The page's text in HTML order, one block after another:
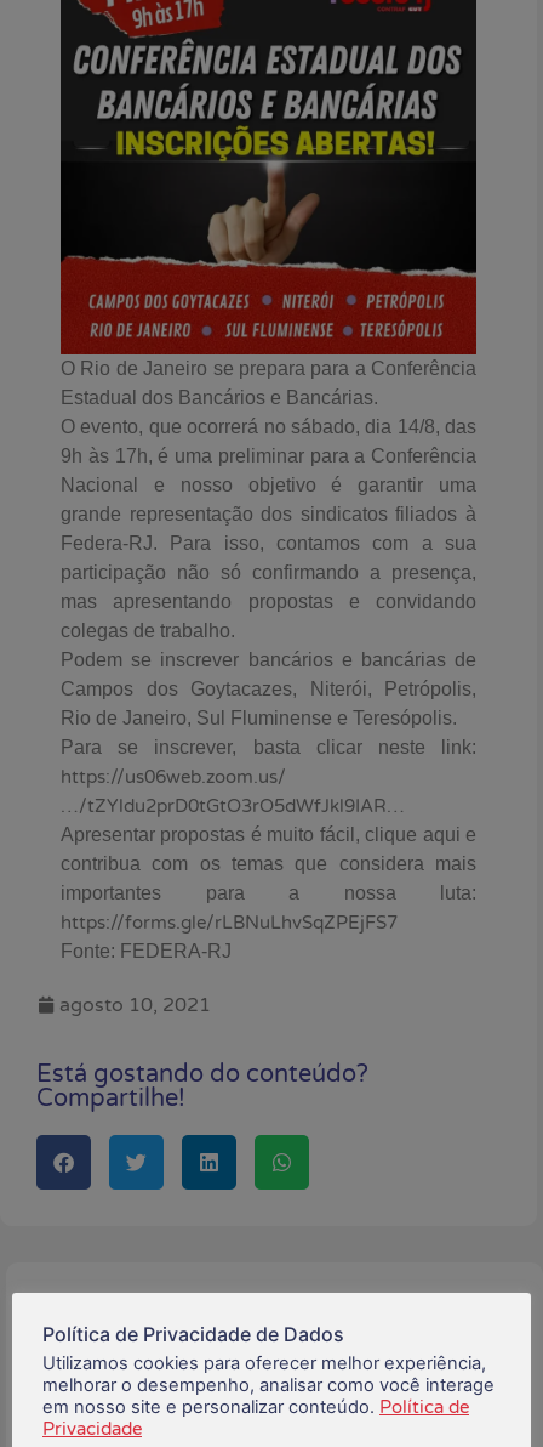
O Rio de Janeiro se prepara para a Conferência
Estadual dos Bancários e Bancárias.
O evento, que ocorrerá no sábado, dia 14/8, das
9h às 17h, é uma preliminar para a Conferência
Nacional e nosso objetivo é garantir uma
grande representação dos sindicatos filiados à
Federa-RJ. Para isso, contamos com a sua
participação não só confirmando a presença,
mas apresentando propostas e convidando
colegas de trabalho.
Podem se inscrever bancários e bancárias de
Campos dos Goytacazes, Niterói, Petrópolis,
Rio de Janeiro, Sul Fluminense e Teresópolis.
Para se inscrever, basta clicar neste link:
https://us06web.zoom.us/
…/tZYldu2prD0tGtO3rO5dWfJkl9IAR…
Apresentar propostas é muito fácil, clique aqui e
contribua com os temas que considera mais
importantes para a nossa luta:
https://forms.gle/rLBNuLhvSqZPEjFS7
Fonte: FEDERA-RJ
agosto 10, 2021
Está gostando do conteúdo?
Compartilhe!
Posts Recentes:
Política de Privacidade de Dados
Utilizamos cookies para oferecer melhor experiência,
melhorar o desempenho, analisar como você interage
em nosso site e personalizar conteúdo. Política de
Privacidade